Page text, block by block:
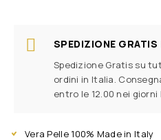
SPEDIZIONE GRATIS
Spedizione Gratis su
ordini in Italia.
entro le 12.00 nei
Vera Pelle 100% Made in Italy